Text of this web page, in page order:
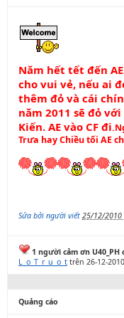
Năm hết tết đến
cho vui vẻ, nếu ai
thêm đỏ và cái
năm 2011 sẽ đỏ
Kiến. AE vào CF đi
Trưa hay Chiều tối AE
Sửa bởi người viết 25/12/2010
1 người cảm ơn U40_PH
L_o_T_r_u_o_t trên 26-12-
Quảng cáo